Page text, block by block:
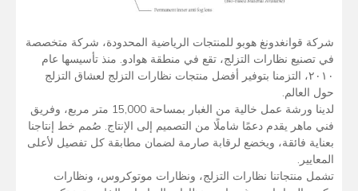
شركة قوانغدونغ هوبو للمنتجات الرياضية المحدودة، شركة متخصصة
في تصنيع نظارات التزلج، تقع في منطقة هوادو. منذ تأسيسها عام
٢٠١٠، التزمنا بتوفير أفضل منتجات نظارات التزلج لعشاق التزلج
حول العالم.
لدينا ورشة عمل خالية من الغبار بمساحة 15,000 متر مربع، وفريق
فني ماهر يقدم دعمًا شاملًا من التصميم إلى الإنتاج. صُمم خط إنتاجنا
بعناية فائقة، ويخضع لرقابة صارمة لضمان مطابقة كل تفصيل لأعلى
المعايير.
تشمل منتجاتنا نظارات التزلج، ونظارات موتوكروس، ونظارات